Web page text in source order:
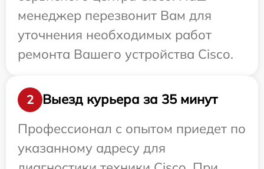
менеджер перезвонит Вам для
уточнения необходимых работ
ремонта Вашего устройства Cisco.
2
Выезд курьера за 35 минут
Профессионал с опытом приедет по
указанному адресу для